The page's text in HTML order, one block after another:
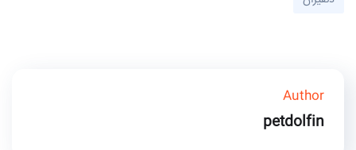
Author
petdolfin